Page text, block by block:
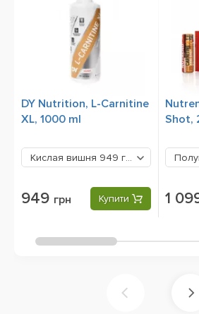
DY Nutrition, L-Carnitine
XL, 1000 ml
Кислая вишня 949 грн
949 грн Купити
Shot,
1